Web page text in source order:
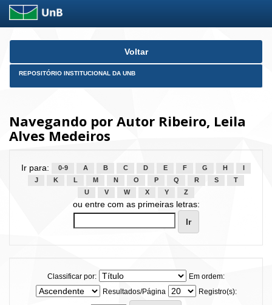
Skip
Voltar
REPOSITÓRIO INSTITUCIONAL DA UNB
Navegando por Autor Ribeiro, Leila
Alves Medeiros
Ir para: 0-9 A B C D E F G H
J
K L M N O P Q R S
T
U
V W X Y Z
ou entre com as primeiras letras:
Classificar por:
Em ordem:
Resultados/Página
Registro(s):